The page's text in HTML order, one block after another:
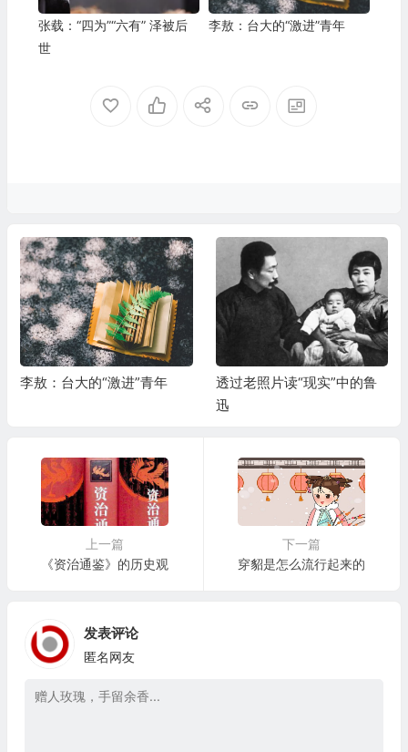
张载：“四为”“六有” 泽被后
世
李敖：台大的“激进”青年
李敖：台大的“激进”青年
透过老照片读“现实”中的鲁
迅
上一篇
《资治通鉴》的历史观
下一篇
穿貂是怎么流行起来的
发表评论
匿名网友